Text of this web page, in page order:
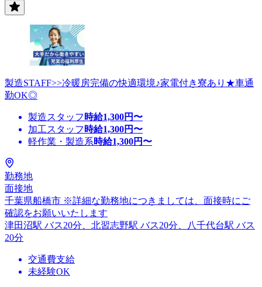
製造STAFF>>冷暖房完備の快適環境♪家電付き寮あり★車通
勤OK◎
製造スタッフ 時給1,300円〜
加工スタッフ 時給1,300円〜
軽作業・製造系時給1,300円〜
勤務地
面接地
千葉県船橋市 ※詳細な勤務地につきましては、面接時にご
確認をお願いいたします
津田沼駅 バス20分、北習志野駅 バス20分、八千代台駅 バス
20分
交通費支給
未経験OK